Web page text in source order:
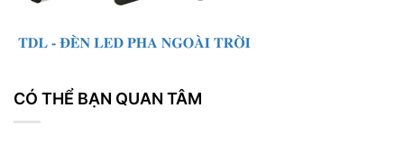
CÓ THỂ BẠN QUAN TÂM